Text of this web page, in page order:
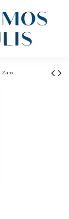
Zaro